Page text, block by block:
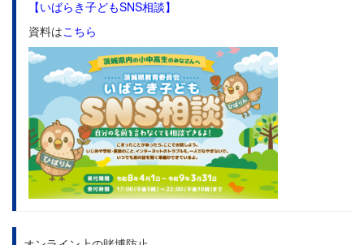
【いばらき子どもSNS相談】
資料はこちら